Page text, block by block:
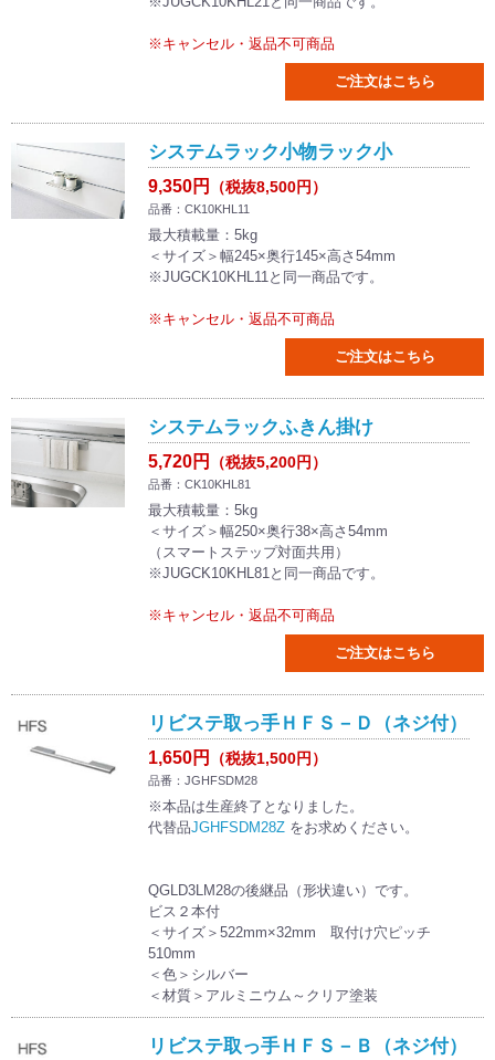
※キャンセル・返品不可商品
ご注文はこちら
システムラック小物ラック小
9,350円 （税抜8,500円）
品番：CK10KHL11
最大積載量：5kg
＜サイズ＞幅245×奥行145×高さ54mm
※JUGCK10KHL11と同一商品です。
※キャンセル・返品不可商品
ご注文はこちら
システムラックふきん掛け
5,720円 （税抜5,200円）
品番：CK10KHL81
最大積載量：5kg
＜サイズ＞幅250×奥行38×高さ54mm
（スマートステップ対面共用）
※JUGCK10KHL81と同一商品です。
※キャンセル・返品不可商品
ご注文はこちら
リビステ取っ手ＨＦＳ－Ｄ（ネジ付）
1,650円 （税抜1,500円）
品番：JGHFSDM28
※本品は生産終了となりました。
代替品JGHFSDM28Zをお求めください。
QGLD3LM28の後継品（形状違い）です。
ビス２本付
＜サイズ＞522mm×32mm 取付け穴ピッチ
510mm
＜色＞シルバー
＜材質＞アルミニウム～クリア塗装
リビステ取っ手ＨＦＳ－Ｂ（ネジ付）